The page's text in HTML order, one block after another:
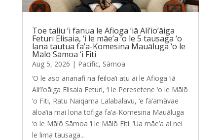
͏Toe taliu ‘i fanua le Afioga ‘iā Ali’io’āiga
Feturi Elisaia, ‘i le māe’a ‘o le 5 tausaga ‘o
lana tautua fa’a-Komesina Mauāluga ‘o le
Mālō Sāmoa ‘i Fiti
Aug 5, 2026 | Pacific, Sāmoa
‘O le aso ananafi na feiloa’i atu ai le Afioga ‘iā
Ali’i’oāiga Elisaia Feturi, ‘i le Peresetene ‘o le Mālō
‘o Fiti, Ratu Naiqama Lalabalavu, ‘e fa’amāvae
āloa’ia mai lona tofiga fa’a-Komesina Mauāluga
‘o le Mālō Sāmoa ‘i le Mālō Fiti. ‘Ua māe’a ai nei
le lima tausaga...